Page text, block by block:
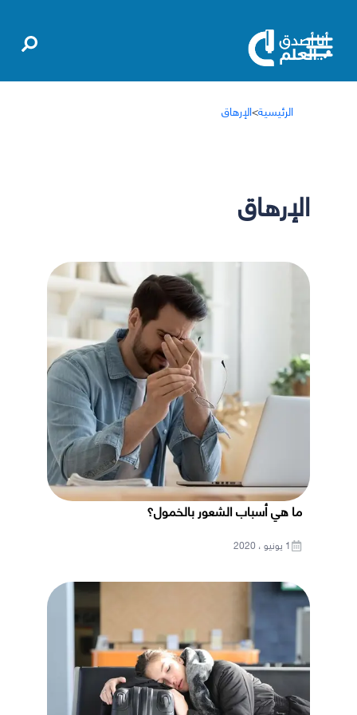
الرئيسية>الإرهاق
الإرهاق
ما هي أسباب الشعور بالخمول؟
1 يونيو ، 2020